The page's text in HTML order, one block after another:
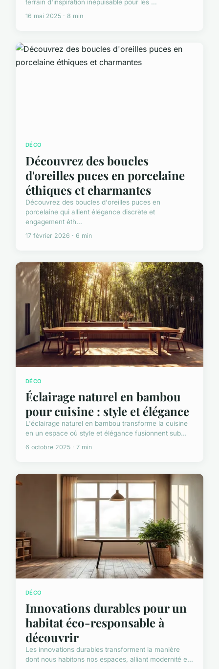
terrain d'inspiration inépuisable pour les ...
16 mai 2025 · 8 min
DÉCO
Découvrez des boucles
d'oreilles puces en porcelaine
éthiques et charmantes
Découvrez des boucles d'oreilles puces en
porcelaine qui allient élégance discrète et
engagement éth...
17 février 2026 · 6 min
DÉCO
Éclairage naturel en bambou
pour cuisine : style et élégance
L'éclairage naturel en bambou transforme la cuisine
en un espace où style et élégance fusionnent sub...
6 octobre 2025 · 7 min
DÉCO
Innovations durables pour un
habitat éco-responsable à
découvrir
Les innovations durables transforment la manière
dont nous habitons nos espaces, alliant modernité e...